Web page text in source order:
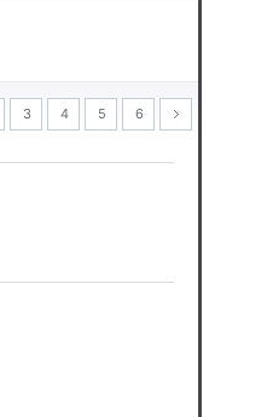
3 4 5 6